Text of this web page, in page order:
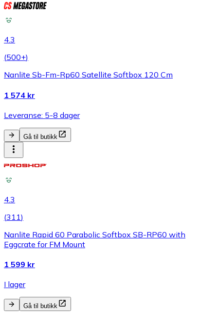
4.3
(500+)
Nanlite Sb-Fm-Rp60 Satellite Softbox 120 Cm
1 574 kr
Leveranse: 5-8 dager
Gå til butikk
4.3
(311)
Nanlite Rapid 60 Parabolic Softbox SB-RP60 with
Eggcrate for FM Mount
1 599 kr
I lager
Gå til butikk